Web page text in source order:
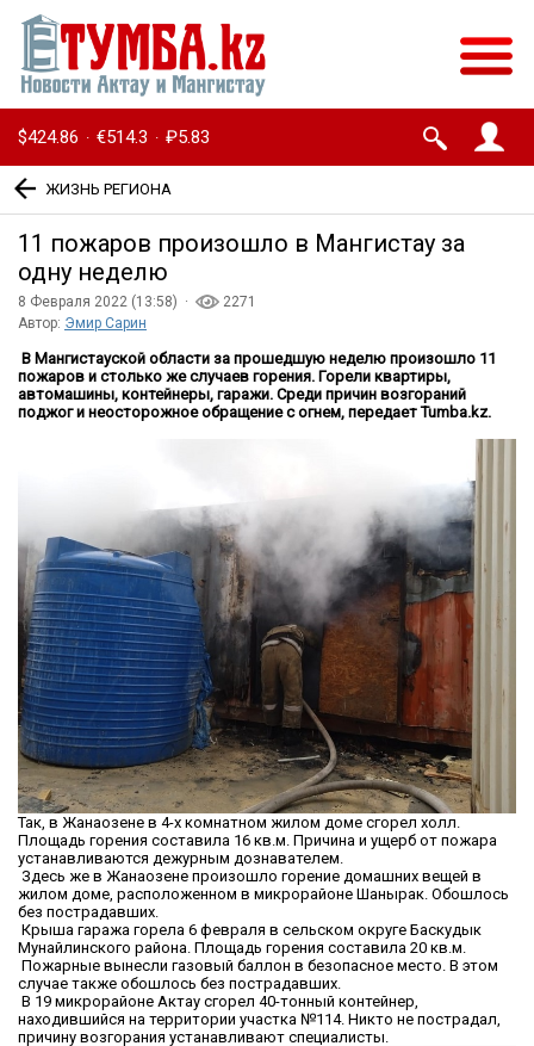
$424.86 · €514.3 · ₽5.83
ЖИЗНЬ РЕГИОНА
11 пожаров произошло в Мангистау за
одну неделю
8 Февраля 2022 (13:58) ·
2271
Автор: Эмир Сарин
В Мангистауской области за прошедшую неделю произошло 11
пожаров и столько же случаев горения. Горели квартиры,
автомашины, контейнеры, гаражи. Среди причин возгораний
поджог и неосторожное обращение с огнем, передает Tumba.kz.
Так, в Жанаозене в 4-х комнатном жилом доме сгорел холл.
Площадь горения составила 16 кв.м. Причина и ущерб от пожара
устанавливаются дежурным дознавателем.
Здесь же в Жанаозене произошло горение домашних вещей в
жилом доме, расположенном в микрорайоне Шанырак. Обошлось
без пострадавших.
Крыша гаража горела 6 февраля в сельском округе Баскудык
Мунайлинского района. Площадь горения составила 20 кв.м.
Пожарные вынесли газовый баллон в безопасное место. В этом
случае также обошлось без пострадавших.
В 19 микрорайоне Актау сгорел 40-тонный контейнер,
находившийся на территории участка №114. Никто не пострадал,
причину возгорания устанавливают специалисты.